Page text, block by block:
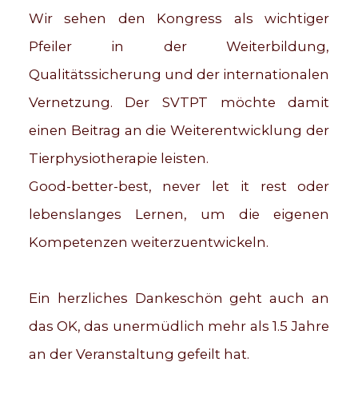
Wir sehen den Kongress als wichtiger
Pfeiler in der Weiterbildung,
Qualitätssicherung und der internationalen
Vernetzung. Der SVTPT möchte damit
einen Beitrag an die Weiterentwicklung der
Tierphysiotherapie leisten.
Good-better-best, never let it rest oder
lebenslanges Lernen, um die eigenen
Kompetenzen weiterzuentwickeln.
Ein herzliches Dankeschön geht auch an
das OK, das unermüdlich mehr als 1.5 Jahre
an der Veranstaltung gefeilt hat.